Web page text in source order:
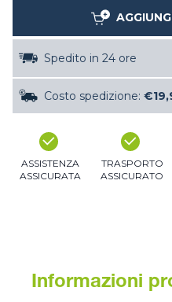
Spedito in 24 ore
Costo spedizione:
ASSISTENZA
ASSICURATA
TRASPORTO
ASSICURATO
Informazioni